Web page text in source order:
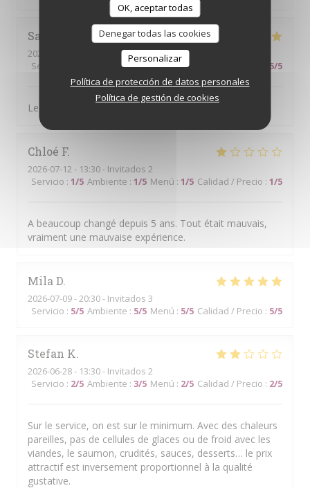
OK, aceptar todas
Denegar todas las cookies
Personalizar
Política de protección de datos personales
Política de gestión de cookies
Sabine
2026-07-14
- 13:00 - Invitados 4
Servicio
Ambiente:5/5 Menú:4/5 5/5
Le cadre, le choix des mets et l.amabilité du personnel
Chloé F
2026-07-12 - 13:30 - Invitados 2
Servicio : 1/5 Ambiente : 1/5 Menú : 1/5 Calidad / Precio : 1/5
A beaucoup changé depuis 5 ans. Tout était mauvais,
vraiment une mauvaise expérience.
Mila D
2026-07-09- 20:30 - Invitados 3
Servicio : 5/5 Ambiente : 5/5 Menú : 5/5 Calidad / Precio : 5/5
Stefan K
2026-06-28- 13:30 - Invitados 2
Servicio : 2/5 Ambiente : 3/5 Menú : 2/5 Calidad / Precio : 2/5
Sur le service, on est sur le minimum. Avec des chaleurs
pareilles, pas de cellules de glaces ou de froid avec les
viandes, le saumon, crudités, sauces, desserts… le prix
attractif est inversement proportionnel à la qualité
gustative.